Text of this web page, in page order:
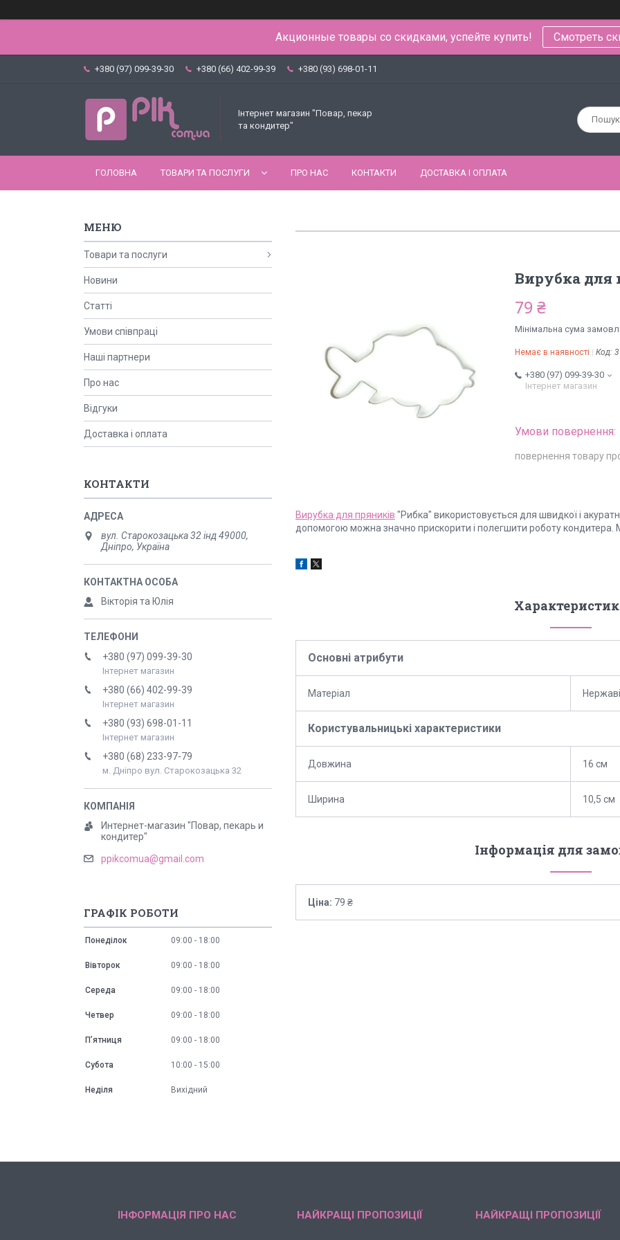
Акционные товары со скидками, успейте купить! Смотреть
+380 (97) 099-39-30 +380 (66) 402-99-39 +380 (93) 698-01-11
Інтернет магазин "Повар, пекар
та кондитер"
ГОЛОВНА ТОВАРИ ТА ПОСЛУГИ ПРО НАС КОНТАКТИ ДОСТАВКА І ОПЛАТА
Вирубка для
79 ₴
Мінімальна сума
Немає в наявності Код:
+380 (97) 099-39-30
Інтернет магазин
повернення товару
Вирубка для пряників "Рибка" використовується для швидкої і
допомогою можна значно прискорити і полегшити роботу кондитера.
Основні атрибути
Матеріал
Користувальницькі характеристики
Довжина 16 см
Ширина 10,5 см
Інформація для
Ціна: 79 ₴
Товари та послуги
Новини
Статті
Умови співпраці
Наші партнери
Про нас
Відгуки
Доставка і оплата
КОНТАКТИ
вул. Старокозацька 32 інд 49000,
Дніпро, Україна
Вікторія та Юлія
+380 (97) 099-39-30
Інтернет магазин
+380 (66) 402-99-39
Інтернет магазин
+380 (93) 698-01-11
Інтернет магазин
+380 (68) 233-97-79
м. Дніпро вул. Старокозацька 32
Интернет-магазин "Повар, пекарь и
кондитер"
ppikcomua@gmail.com
ГРАФІК РОБОТИ
Понеділок 09:00 18:00
Вівторок 09:00 18:00
Середа 09:00 18:00
Четвер 09:00 18:00
Пʼятниця 09:00 18:00
Субота 10:00 15:00
Неділя Вихідний
ІНФОРМАЦІЯ ПРО НАС НАЙКРАЩІ ПРОПОЗИЦІЇ НАЙКРАЩІ ПРОПОЗИЦІЇ